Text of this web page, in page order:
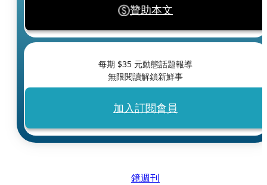
贊助本文
每期 $35 元動態話題報導
無限閱讀解鎖新鮮事
加入訂閱會員
鏡週刊